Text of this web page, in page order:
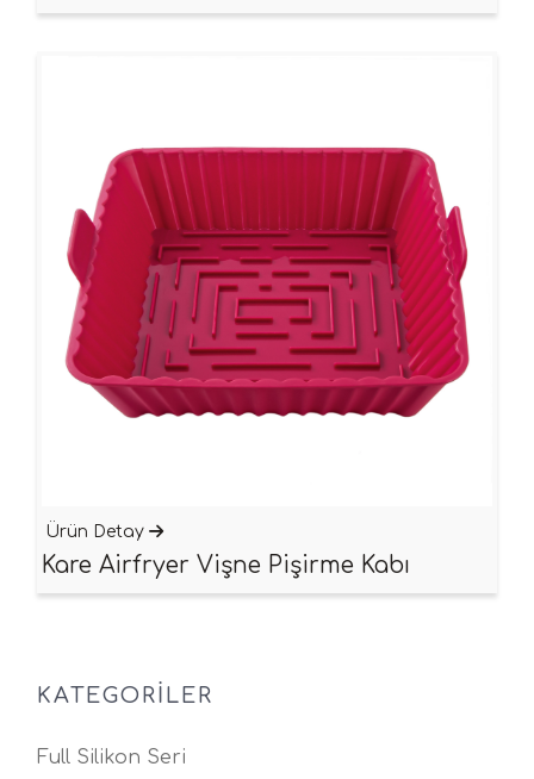
Ürün Detay
Kare Airfryer Vişne Pişirme Kabı
KATEGORILER
Full Silikon Seri